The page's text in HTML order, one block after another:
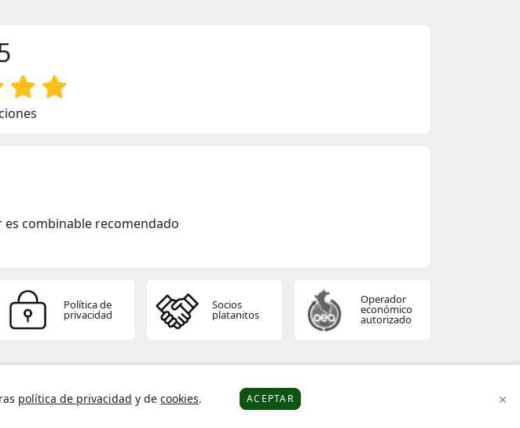
combinable recomendado
Política de
privacidad
Socios
platanitos
Operador
económico
autorizado
Platanitos
política de privacidad y decookies. ACEPTAR